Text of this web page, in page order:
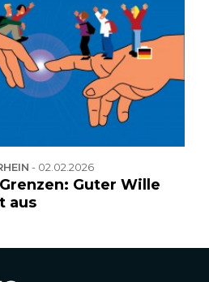
- 02.02.2026
Guter Wille
aus